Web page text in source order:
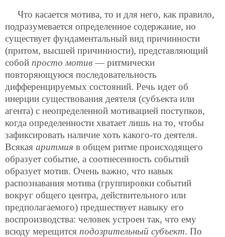
Что касается мотива, то и для него, как правило,
подразумевается определенное содержание, но
существует фундаментальный вид причинности
(притом, высшей причинности), представляющий
собой просто мотив — ритмически
повторяющуюся последовательность
дифференцируемых состояний. Речь идет об
инерции существования деятеля (субъекта или
агента) с неопределенной мотивацией поступков,
когда определенности хватает лишь на то, чтобы
зафиксировать наличие хоть какого-то деятеля.
Всякая аритмия в общем ритме происходящего
образует событие, а соотнесенность событий
образует мотив. Очень важно, что навык
распознавания мотива (группировки событий
вокруг общего центра, действительного или
предполагаемого) предшествует навыку его
воспроизводства: человек устроен так, что ему
всюду мерещится подозрительный субъект. По